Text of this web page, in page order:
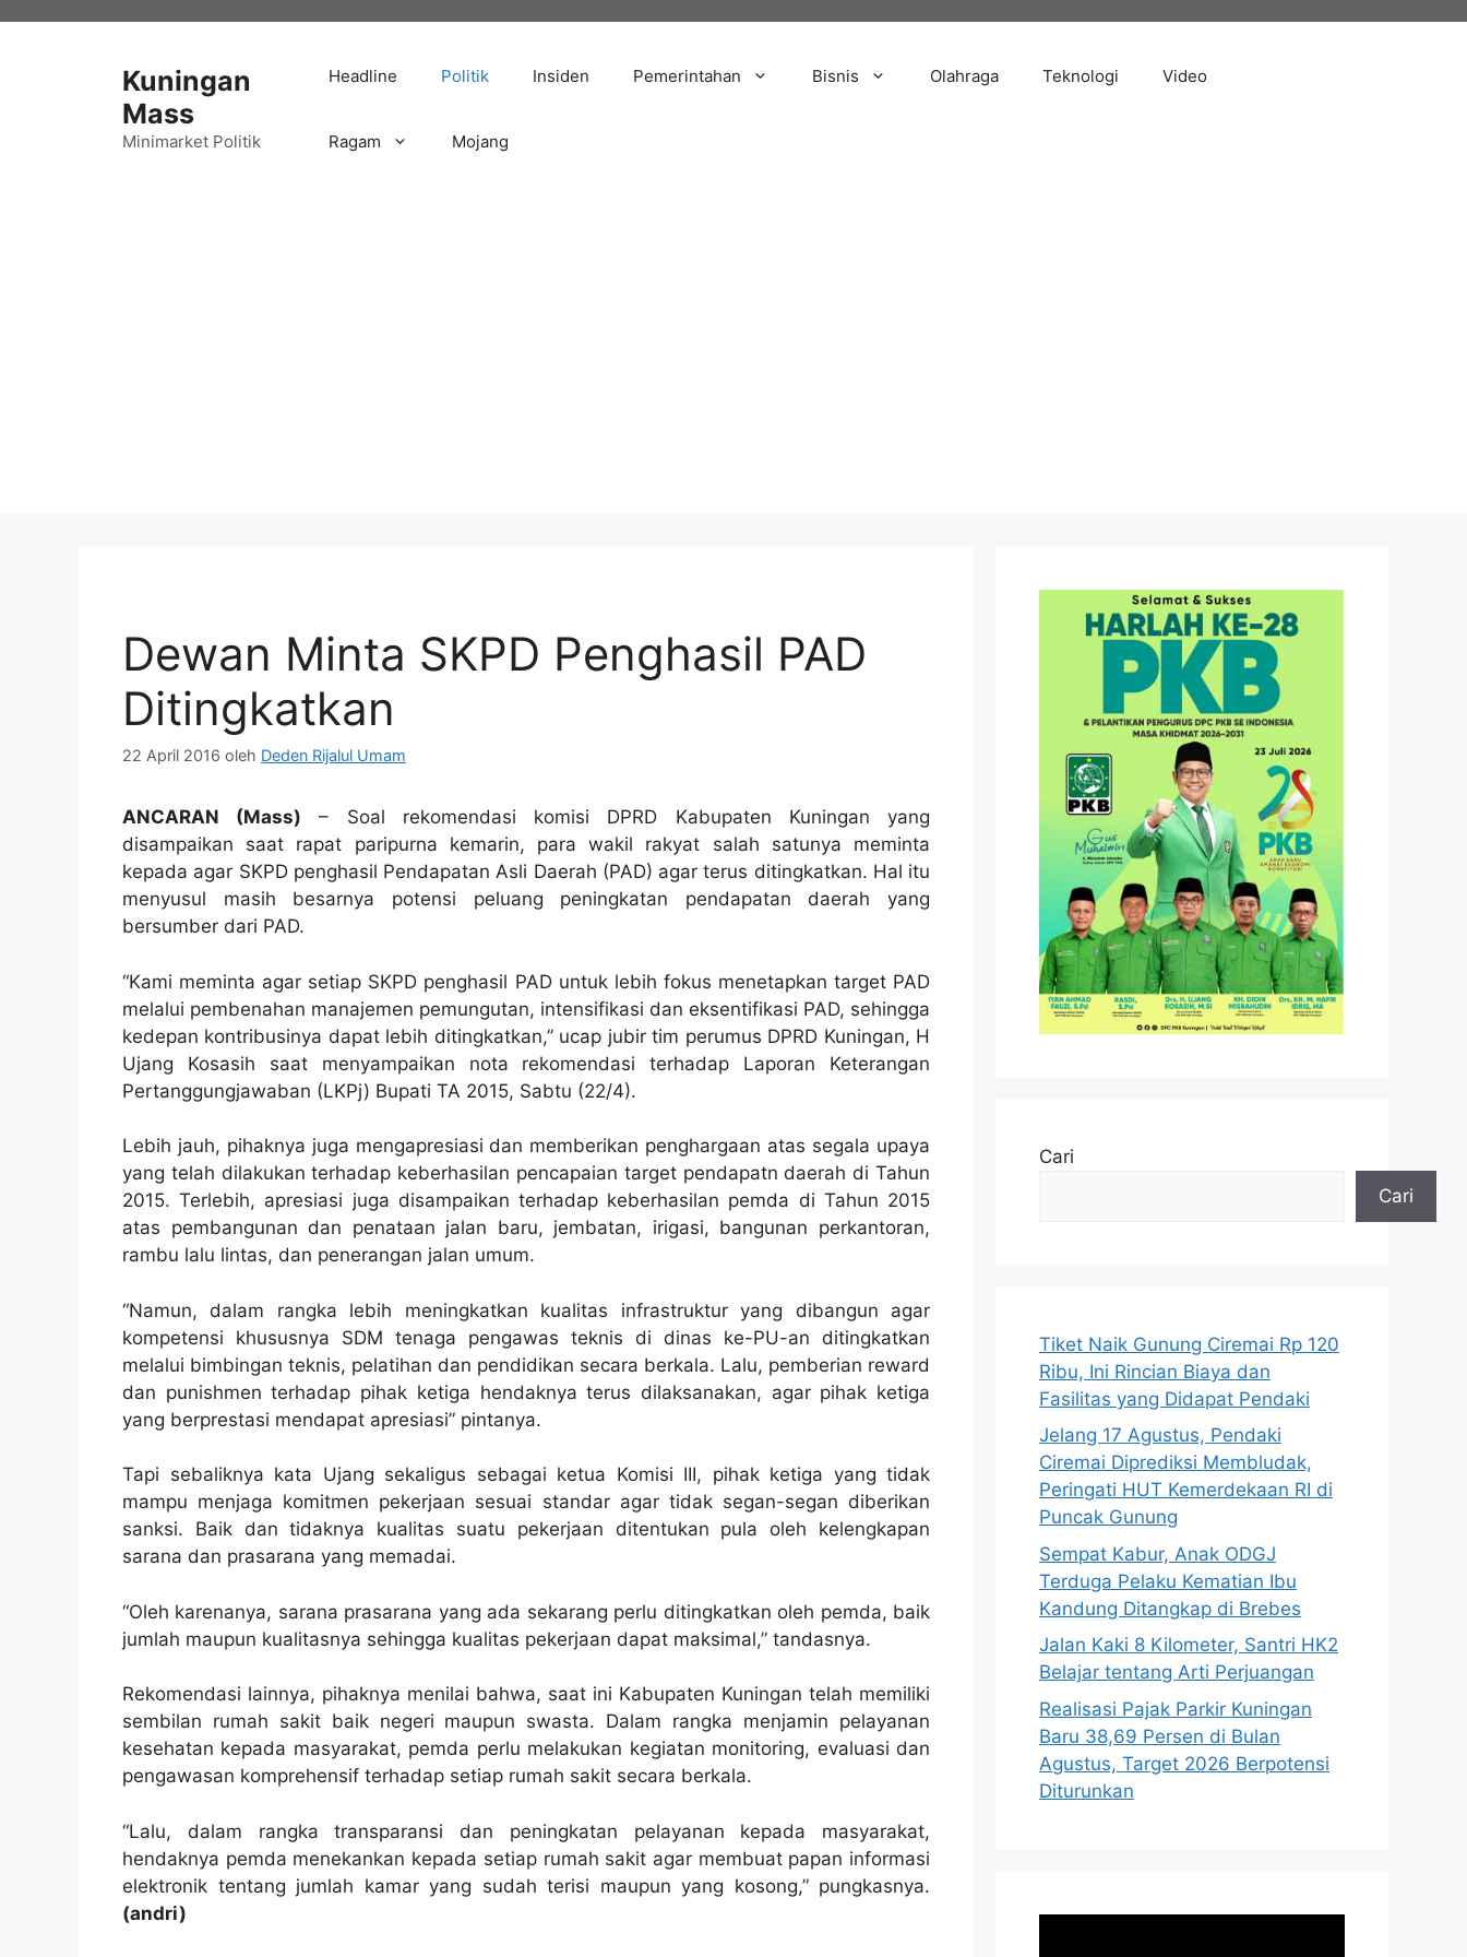
Kuningan
Mass
Minimarket Politik
Headline Politik Insiden Pemerintahan Bisnis Olahraga Teknologi Video
Ragam Mojang
Dewan Minta SKPD Penghasil PAD
Ditingkatkan
22 April 2016 oleh Deden Rijalul Umam
ANCARAN (Mass) – Soal rekomendasi komisi DPRD Kabupaten Kuningan yang
disampaikan saat rapat paripurna kemarin, para wakil rakyat salah satunya meminta
kepada agar SKPD penghasil Pendapatan Asli Daerah (PAD) agar terus ditingkatkan. Hal itu
menyusul masih besarnya potensi peluang peningkatan pendapatan daerah yang
bersumber dari PAD.
“Kami meminta agar setiap SKPD penghasil PAD untuk lebih fokus menetapkan target PAD
melalui pembenahan manajemen pemungutan, intensifikasi dan eksentifikasi PAD, sehingga
kedepan kontribusinya dapat lebih ditingkatkan,” ucap jubir tim perumus DPRD Kuningan, H
Ujang Kosasih saat menyampaikan nota rekomendasi terhadap Laporan Keterangan
Pertanggungjawaban (LKPj) Bupati TA 2015, Sabtu (22/4).
Lebih jauh, pihaknya juga mengapresiasi dan memberikan penghargaan atas segala upaya
yang telah dilakukan terhadap keberhasilan pencapaian target pendapatn daerah di Tahun
2015. Terlebih, apresiasi juga disampaikan terhadap keberhasilan pemda di Tahun 2015
atas pembangunan dan penataan jalan baru, jembatan, irigasi, bangunan perkantoran,
rambu lalu lintas, dan penerangan jalan umum.
“Namun, dalam rangka lebih meningkatkan kualitas infrastruktur yang dibangun agar
kompetensi khususnya SDM tenaga pengawas teknis di dinas ke-PU-an ditingkatkan
melalui bimbingan teknis, pelatihan dan pendidikan secara berkala. Lalu, pemberian reward
dan punishmen terhadap pihak ketiga hendaknya terus dilaksanakan, agar pihak ketiga
yang berprestasi mendapat apresiasi” pintanya.
Tapi sebaliknya kata Ujang sekaligus sebagai ketua Komisi III, pihak ketiga yang tidak
mampu menjaga komitmen pekerjaan sesuai standar agar tidak segan-segan diberikan
sanksi. Baik dan tidaknya kualitas suatu pekerjaan ditentukan pula oleh kelengkapan
sarana dan prasarana yang memadai.
“Oleh karenanya, sarana prasarana yang ada sekarang perlu ditingkatkan oleh pemda, baik
jumlah maupun kualitasnya sehingga kualitas pekerjaan dapat maksimal,” tandasnya.
Rekomendasi lainnya, pihaknya menilai bahwa, saat ini Kabupaten Kuningan telah memiliki
sembilan rumah sakit baik negeri maupun swasta. Dalam rangka menjamin pelayanan
kesehatan kepada masyarakat, pemda perlu melakukan kegiatan monitoring, evaluasi dan
pengawasan komprehensif terhadap setiap rumah sakit secara berkala.
“Lalu, dalam rangka transparansi dan peningkatan pelayanan kepada masyarakat,
hendaknya pemda menekankan kepada setiap rumah sakit agar membuat papan informasi
elektronik tentang jumlah kamar yang sudah terisi maupun yang kosong,” pungkasnya.
(andri)
Cari
Cari
Tiket Naik Gunung Ciremai Rp 120
Ribu, Ini Rincian Biaya dan
Fasilitas yang Didapat Pendaki
Jelang 17 Agustus, Pendaki
Ciremai Diprediksi Membludak,
Peringati HUT Kemerdekaan RI di
Puncak Gunung
Sempat Kabur, Anak ODGJ
Terduga Pelaku Kematian Ibu
Kandung Ditangkap di Brebes
Jalan Kaki 8 Kilometer, Santri HK2
Belajar tentang Arti Perjuangan
Realisasi Pajak Parkir Kuningan
Baru 38,69 Persen di Bulan
Agustus, Target 2026 Berpotensi
Diturunkan